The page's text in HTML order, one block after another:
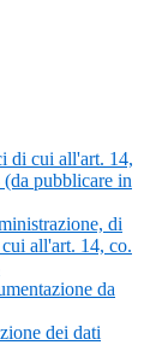
di cui all'art. 14,
pubblicare in
di
all'art. 14, co.
da
dei dati